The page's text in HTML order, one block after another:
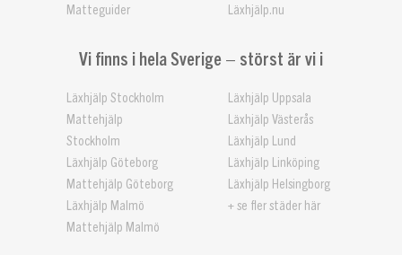
Matteguider
Läxhjälp.nu
Vi finns i hela Sverige – störst är vi i
Läxhjälp Stockholm
Mattehjälp
Stockholm
Läxhjälp Göteborg
Mattehjälp Göteborg
Läxhjälp Malmö
Mattehjälp Malmö
Läxhjälp Uppsala
Läxhjälp Västerås
Läxhjälp Lund
Läxhjälp Linköping
Läxhjälp Helsingborg
+ se fler städer här